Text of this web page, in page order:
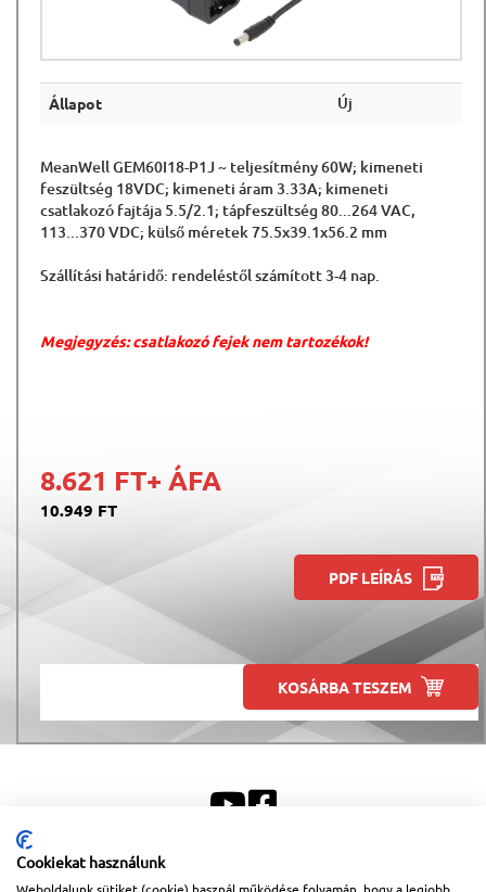
Állapot Új
MeanWell GEM60I18-P1J ~ teljesítmény 60W; kimeneti
feszültség 18VDC; kimeneti áram 3.33A; kimeneti
csatlakozó fajtája 5.5/2.1; tápfeszültség 80...264 VAC,
113...370 VDC; külső méretek 75.5x39.1x56.2 mm
Szállítási határidő: rendeléstől számított 3-4 nap.
Megjegyzés: csatlakozó fejek nem tartozékok!
8.621 FT+ ÁFA
10.949 FT
PDF LEÍRÁS
KOSÁRBA TESZEM
Cookiekat használunk